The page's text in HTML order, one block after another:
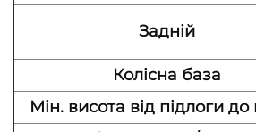
Задній
Колісна база
Мін. висота від підлоги